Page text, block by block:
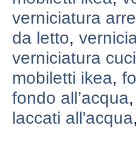
verniciatura
da letto,
verniciatura
mobiletti ikea,
fondo all’acqua,
laccati all'acqua,